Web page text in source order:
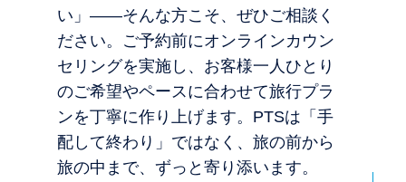
い」——そんな方こそ、ぜひご相談く
ださい。ご予約前にオンラインカウン
セリングを実施し、お客様一人ひとり
のご希望やペースに合わせて旅行プラ
ンを丁寧に作り上げます。PTSは「手
配して終わり」ではなく、旅の前から
旅の中まで、ずっと寄り添います。